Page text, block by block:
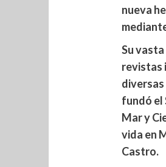
nueva
Su
revistas
fundó el
Mar y
vida en
Castro.